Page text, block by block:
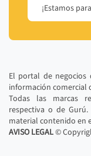
¡Estamos
El portal de negocios
información comercial
Todas las marcas
respectiva o de
material contenido en
AVISO LEGAL©